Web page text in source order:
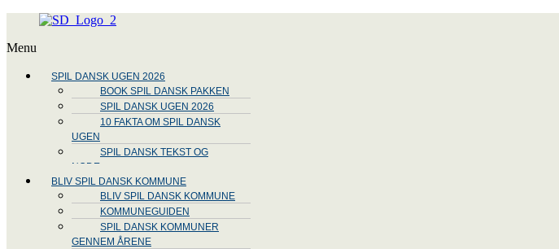
Menu
SPIL DANSK UGEN 2026
BOOK SPIL DANSK PAKKEN
SPIL DANSK UGEN 2026
10 FAKTA OM SPIL DANSK
UGEN
SPIL DANSK TEKST OG
NODE
BLIV SPIL DANSK KOMMUNE
BLIV SPIL DANSK KOMMUNE
KOMMUNEGUIDEN
SPIL DANSK KOMMUNER
GENNEM ÅRENE